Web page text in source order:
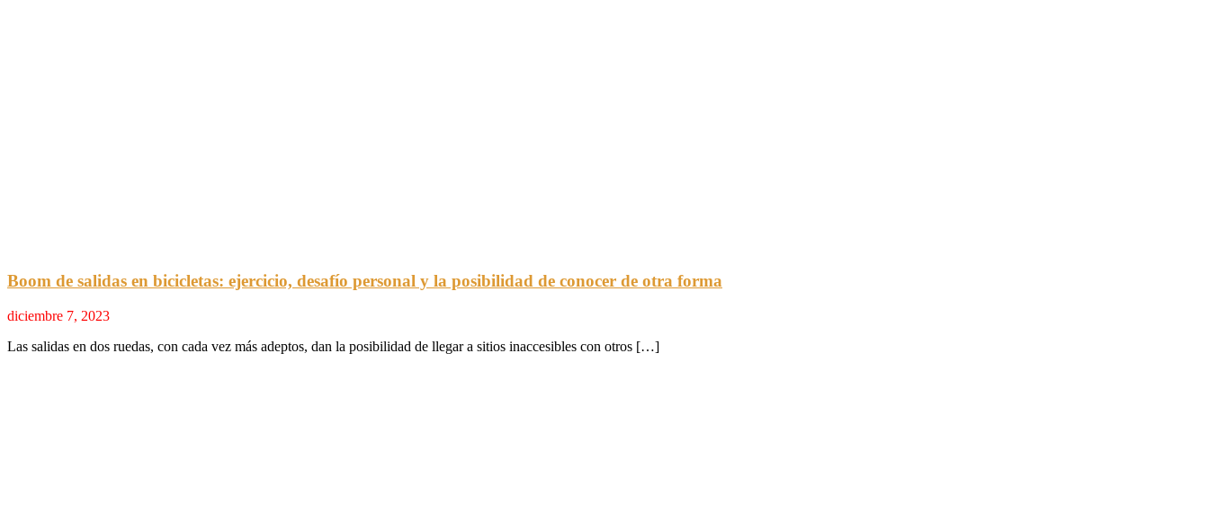
Boom de salidas en bicicletas: ejercicio, desafío personal y la posibilidad de conocer de otra forma
diciembre 7, 2023
Las salidas en dos ruedas, con cada vez más adeptos, dan la posibilidad de llegar a sitios inaccesibles con otros […]